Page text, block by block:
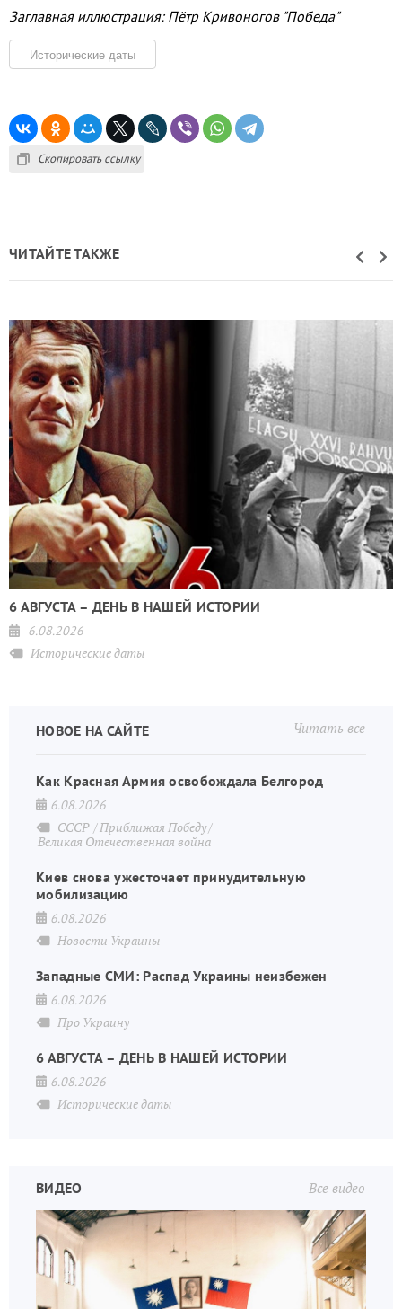
Заглавная иллюстрация: Пётр Кривоногов "Победа"
Исторические даты
Скопировать ссылку
ЧИТАЙТЕ ТАКЖЕ
6 АВГУСТА – ДЕНЬ В НАШЕЙ ИСТОРИИ
6.08.2026
Исторические даты
Читать все
НОВОЕ НА САЙТЕ
Как Красная Армия освобождала Белгород
6.08.2026
СССР
Приближая Победу
Великая Отечественная война
Киев снова ужесточает принудительную
мобилизацию
6.08.2026
Новости Украины
Западные СМИ: Распад Украины неизбежен
6.08.2026
Про Украину
6 АВГУСТА – ДЕНЬ В НАШЕЙ ИСТОРИИ
6.08.2026
Исторические даты
Все видео
ВИДЕО